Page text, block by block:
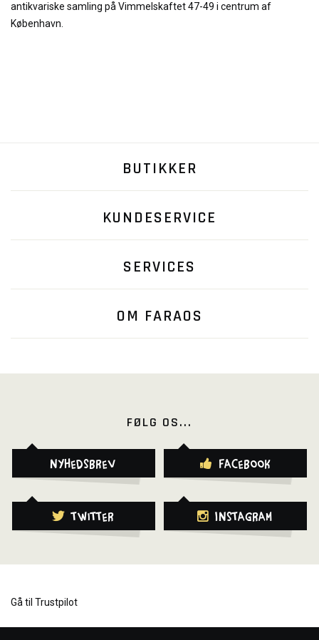
antikvariske samling på Vimmelskaftet 47-49 i centrum af
København.
BUTIKKER
KUNDESERVICE
SERVICES
OM FARAOS
FØLG OS...
Nyhedsbrev Facebook
Twitter Instagram
Gå til Trustpilot